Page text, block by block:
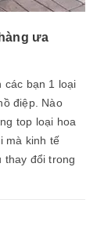
ưa
các bạn 1 loại
điệp. Nào
top loại hoa
mà kinh tế
thay đổi trong